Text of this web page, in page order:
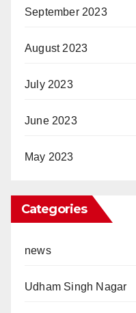
September 2023
August 2023
July 2023
June 2023
May 2023
Categories
news
Udham Singh Nagar